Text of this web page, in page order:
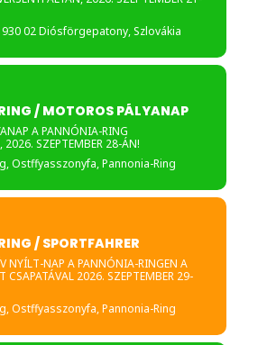
930 02 Diósförgepatony, Szlovákia
/ MOTOROS PÁLYANAP
A PANNÓNIA-RING
2026. SZEPTEMBER 28-ÁN!
, Ostffyasszonyfa, Pannonia-Ring
/ SPORTFAHRER
NYÍLT-NAP A PANNÓNIA-RINGEN A
CSAPATÁVAL 2026. SZEPTEMBER 29-
, Ostffyasszonyfa, Pannonia-Ring